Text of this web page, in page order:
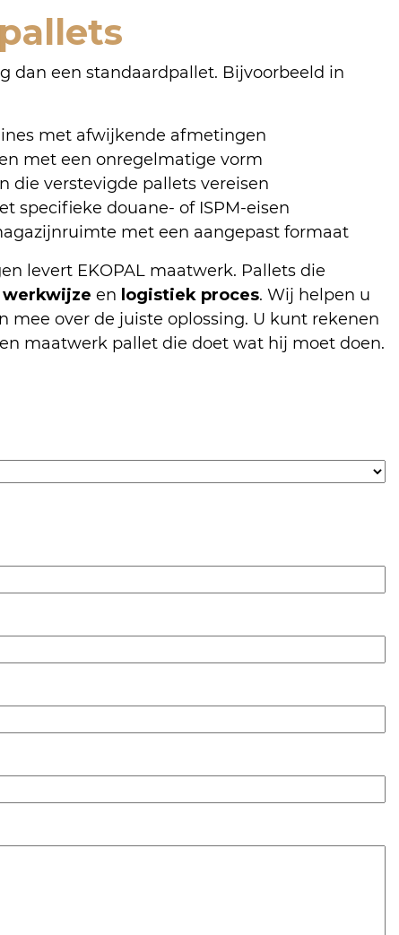
dan een standaardpallet. Bijvoorbeeld in
met afwijkende afmetingen
met een onregelmatige vorm
die verstevigde pallets vereisen
specifieke douane- of ISPM-eisen
met een aangepast formaat
levert EKOPAL maatwerk. Pallets die
werkwijze en logistiek proces. Wij helpen u
mee over de juiste oplossing. U kunt rekenen
maatwerk pallet die doet wat hij moet doen.